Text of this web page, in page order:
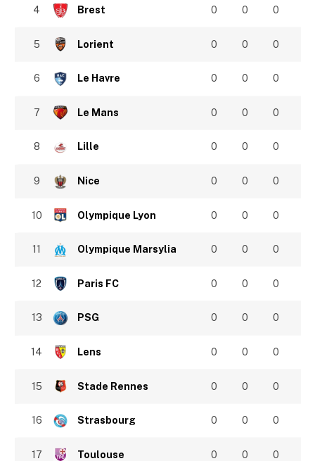
4 Brest 0 0 0
5 Lorient 0 0 0
6 Le Havre 0 0 0
7 Le Mans 0 0 0
8 Lille 0 0 0
9 Nice 0 0 0
10 Olympique Lyon 0 0 0
11 Olympique Marsylia 0 0 0
12 Paris FC 0 0 0
13 PSG 0 0 0
14 Lens 0 0 0
15 Stade Rennes 0 0 0
16 Strasbourg 0 0 0
17 Toulouse 0 0 0